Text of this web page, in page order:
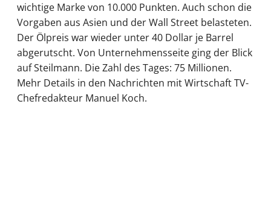
wichtige Marke von 10.000 Punkten. Auch schon die
Vorgaben aus Asien und der Wall Street belasteten.
Der Ölpreis war wieder unter 40 Dollar je Barrel
abgerutscht. Von Unternehmensseite ging der Blick
auf Steilmann. Die Zahl des Tages: 75 Millionen.
Mehr Details in den Nachrichten mit Wirtschaft TV-
Chefredakteur Manuel Koch.